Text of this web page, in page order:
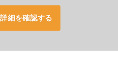
細を確認する